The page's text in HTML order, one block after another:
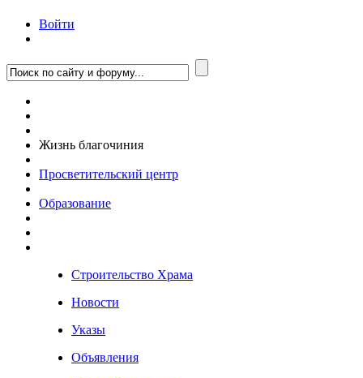
Войти
Жизнь благочиния
Просветительский центр
Образование
Строительство Храма
Новости
Указы
Объявления